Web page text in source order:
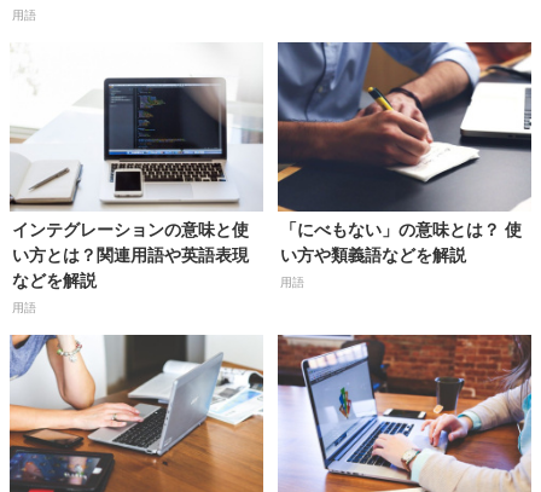
用語
インテグレーションの意味と使
い方とは？関連用語や英語表現
などを解説
用語
「にべもない」の意味とは？ 使
い方や類義語などを解説
用語